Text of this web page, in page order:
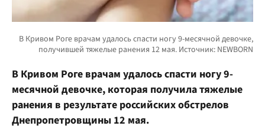
В Кривом Роге врачам удалось спасти ногу 9-
месячной девочке, которая получила тяжелые
ранения в результате российских обстрелов
Днепропетровщины 12 мая.